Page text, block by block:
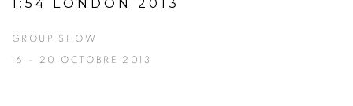
1:54 LONDON 2013
GROUP SHOW
16 - 20 OCTOBRE 2013